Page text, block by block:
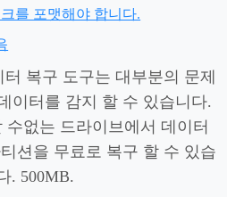
를 포맷해야 합니다.
복구 도구는 대부분의 문제
이터를 감지 할 수 있습니다.
없는 드라이브에서 데이터
션을 무료로 복구 할 수 있습
. 500MB.